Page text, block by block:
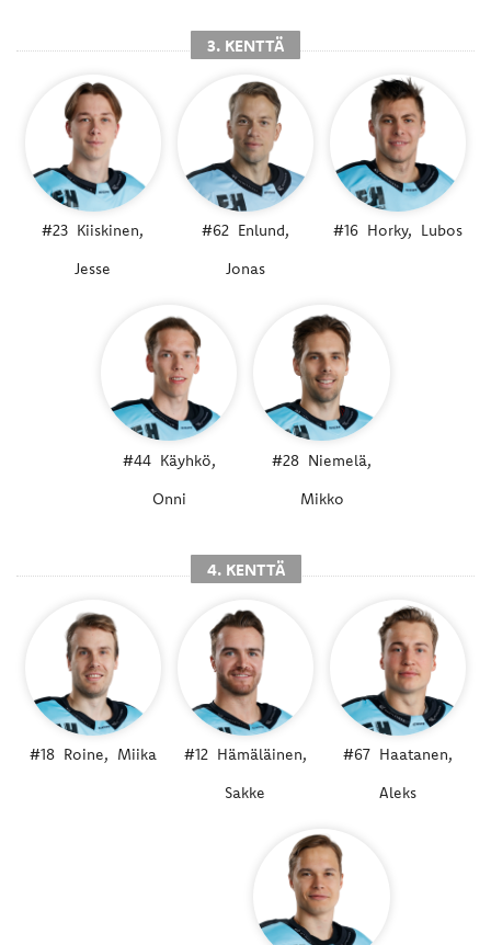
3. KENTTÄ
#23 Kiiskinen,
Jesse
#62 Enlund,
Jonas
#16 Horky, Lubos
#44 Käyhkö,
Onni
#28 Niemelä,
Mikko
4. KENTTÄ
#18 Roine, Miika #12 Hämäläinen,
Sakke
#67 Haatanen,
Aleks